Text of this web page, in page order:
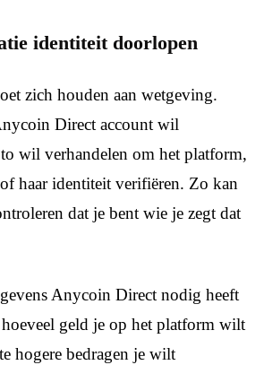
identiteit doorlopen
zich houden aan wetgeving.
Direct account wil
wil verhandelen om het platform,
haar identiteit verifiëren. Zo kan
dat je bent wie je zegt dat
Anycoin Direct nodig heeft
geld je op het platform wilt
hogere bedragen je wilt